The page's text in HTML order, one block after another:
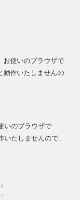
使いのブラウザで
作いたしませんの
いのブラウザで
たしませんので、